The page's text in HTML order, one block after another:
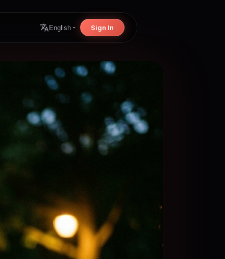
English Sign In